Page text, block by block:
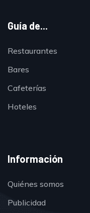
Guía de...
Restaurantes
Bares
Cafeterías
Hoteles
Información
Quiénes somos
Publicidad